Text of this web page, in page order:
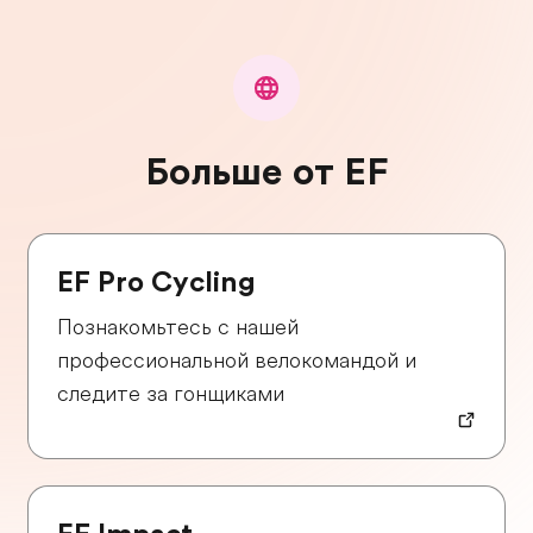
Больше от EF
EF Pro Cycling
Познакомьтесь с нашей
профессиональной велокомандой и
следите за гонщиками